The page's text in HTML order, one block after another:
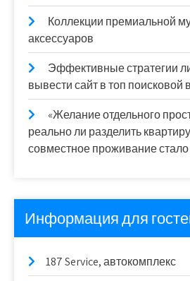
Коллекции премиальной
аксессуаров
Эффективные стратегии
вывести сайт в топ поисковой
«Желание отдельного
реально ли разделить
совместное проживание
Информация для
187 Service, автокомплекс